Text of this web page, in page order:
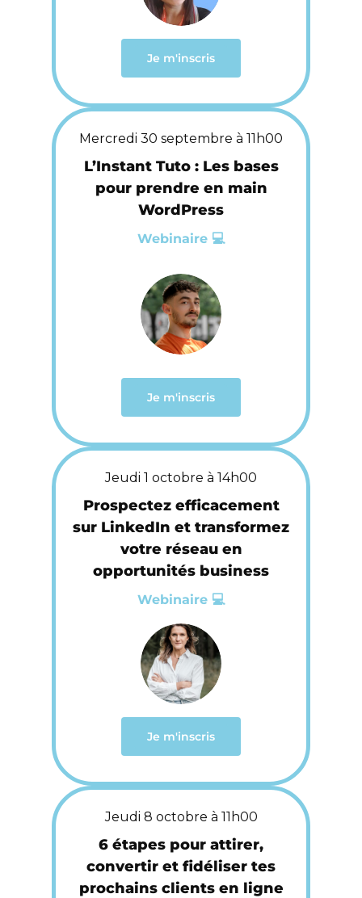
Je m'inscris
Mercredi 30 septembre à 11h00
L’Instant Tuto : Les bases
pour prendre en main
WordPress
Webinaire 💻
Je m'inscris
Jeudi 1 octobre à 14h00
Prospectez efficacement
sur LinkedIn et transformez
votre réseau en
opportunités business
Webinaire 💻
Je m'inscris
Jeudi 8 octobre à 11h00
6 étapes pour attirer,
convertir et fidéliser tes
prochains clients en ligne